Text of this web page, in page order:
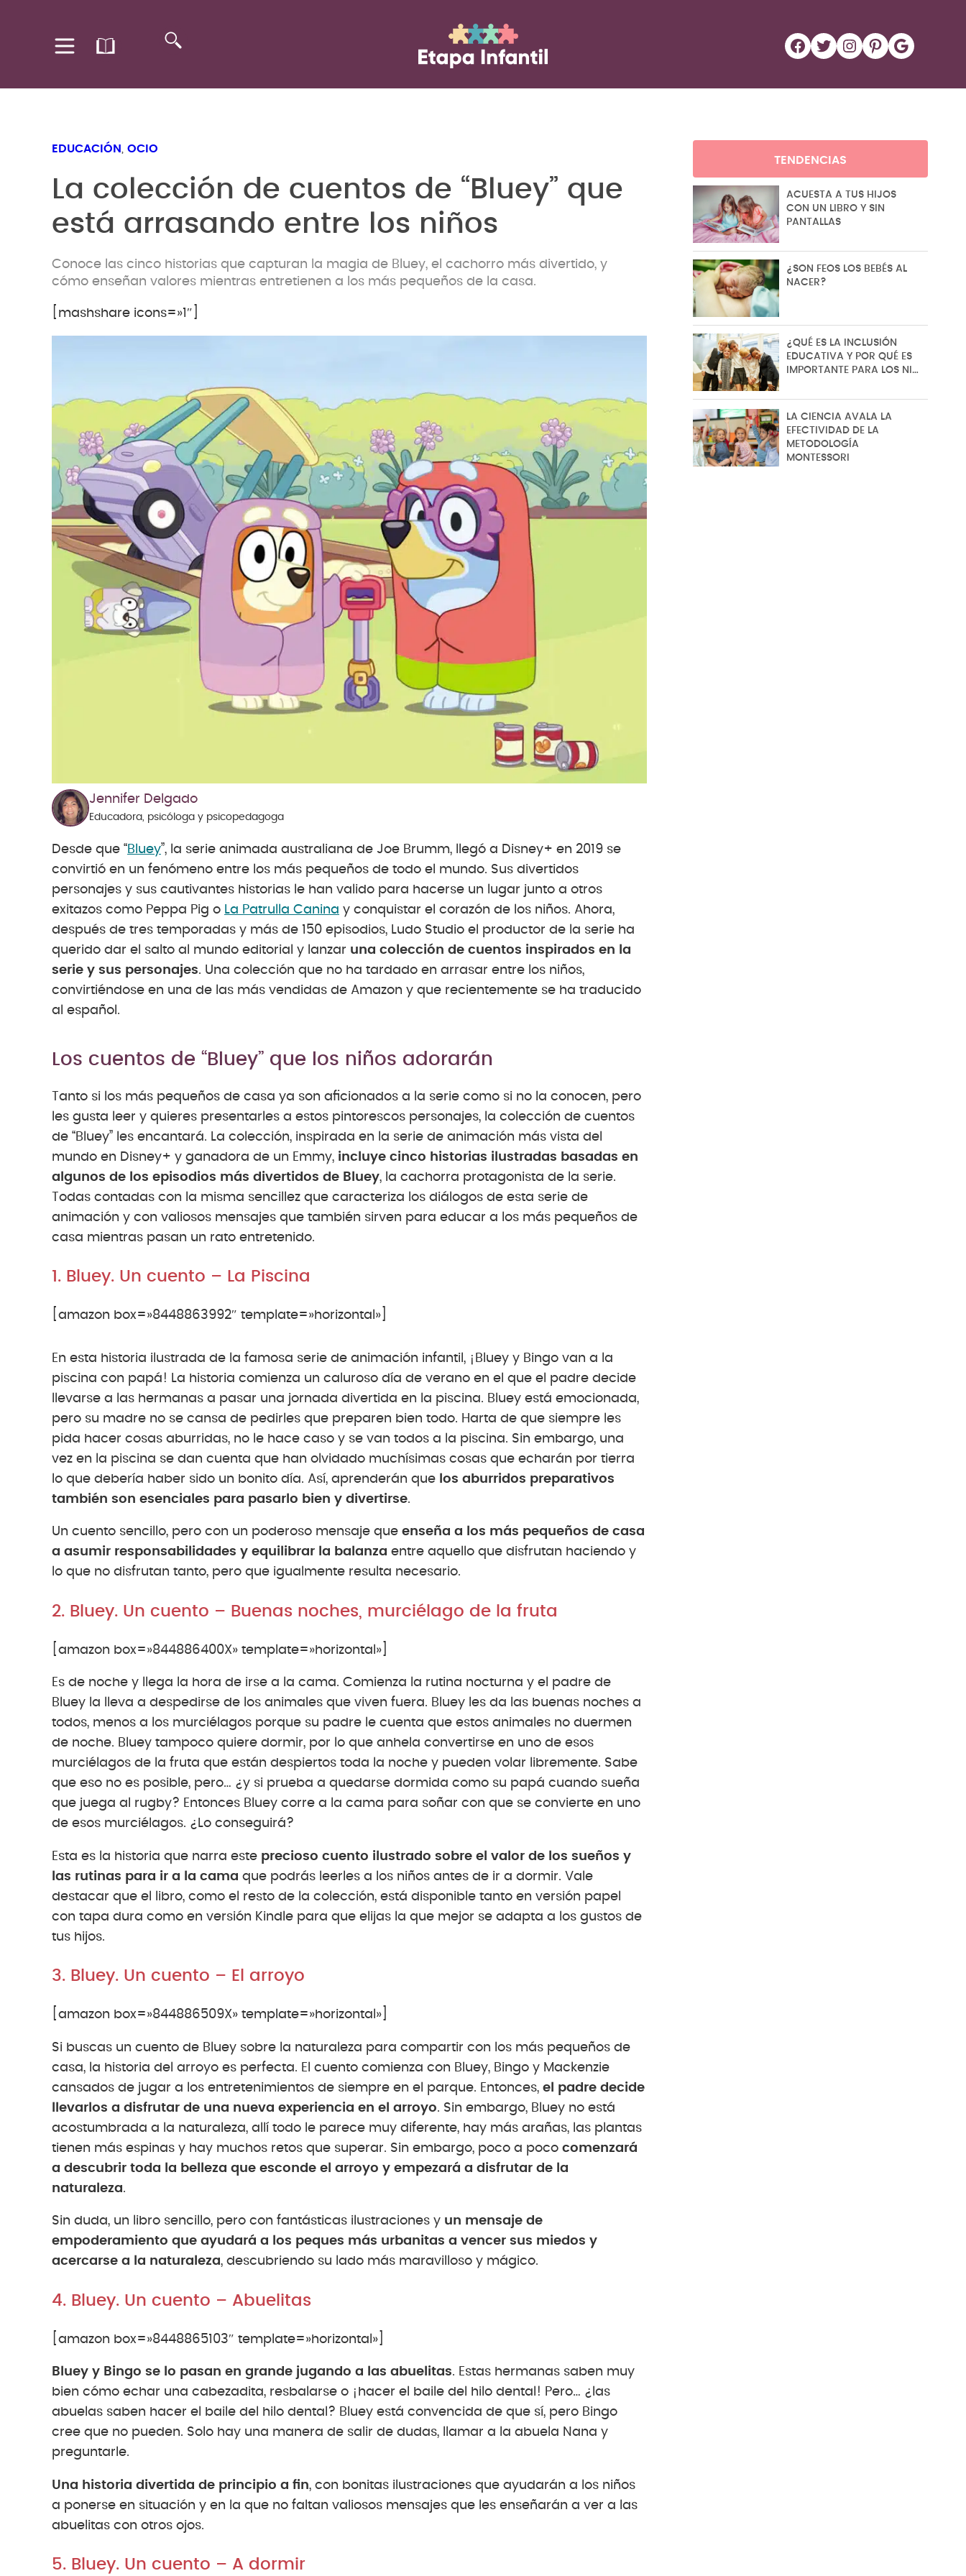
Facebook Twitter Instagram Pinterest Google
EDUCACIÓN OCIO
La colección de cuentos de “Bluey” que
está arrasando entre los niños
Conoce las cinco historias que capturan la magia de Bluey, el cachorro más divertido, y
cómo enseñan valores mientras entretienen a los más pequeños de la casa.
[mashshare icons=»1″]
Jennifer Delgado
Educadora, psicóloga y psicopedagoga
Desde que “Bluey”, la serie animada australiana de Joe Brumm, llegó a Disney+ en 2019 se
convirtió en un fenómeno entre los más pequeños de todo el mundo. Sus divertidos
personajes y sus cautivantes historias le han valido para hacerse un lugar junto a otros
exitazos como Peppa Pig o La Patrulla Canina y conquistar el corazón de los niños. Ahora,
después de tres temporadas y más de 150 episodios, Ludo Studio el productor de la serie ha
querido dar el salto al mundo editorial y lanzar una colección de cuentos inspirados en la
serie y sus personajes. Una colección que no ha tardado en arrasar entre los niños,
convirtiéndose en una de las más vendidas de Amazon y que recientemente se ha traducido
al español.
Los cuentos de “Bluey” que los niños adorarán
Tanto si los más pequeños de casa ya son aficionados a la serie como si no la conocen, pero
les gusta leer y quieres presentarles a estos pintorescos personajes, la colección de cuentos
de “Bluey” les encantará. La colección, inspirada en la serie de animación más vista del
mundo en Disney+ y ganadora de un Emmy, incluye cinco historias ilustradas basadas en
algunos de los episodios más divertidos de Bluey, la cachorra protagonista de la serie.
Todas contadas con la misma sencillez que caracteriza los diálogos de esta serie de
animación y con valiosos mensajes que también sirven para educar a los más pequeños de
casa mientras pasan un rato entretenido.
1. Bluey. Un cuento – La Piscina
[amazon box=»8448863992″ template=»horizontal»]
En esta historia ilustrada de la famosa serie de animación infantil, ¡Bluey y Bingo van a la
piscina con papá! La historia comienza un caluroso día de verano en el que el padre decide
llevarse a las hermanas a pasar una jornada divertida en la piscina. Bluey está emocionada,
pero su madre no se cansa de pedirles que preparen bien todo. Harta de que siempre les
pida hacer cosas aburridas, no le hace caso y se van todos a la piscina. Sin embargo, una
vez en la piscina se dan cuenta que han olvidado muchísimas cosas que echarán por tierra
lo que debería haber sido un bonito día. Así, aprenderán que los aburridos preparativos
también son esenciales para pasarlo bien y divertirse.
Un cuento sencillo, pero con un poderoso mensaje que enseña a los más pequeños de casa
a asumir responsabilidades y equilibrar la balanza entre aquello que disfrutan haciendo y
lo que no disfrutan tanto, pero que igualmente resulta necesario.
2. Bluey. Un cuento – Buenas noches, murciélago de la fruta
[amazon box=»844886400X» template=»horizontal»]
Es de noche y llega la hora de irse a la cama. Comienza la rutina nocturna y el padre de
Bluey la lleva a despedirse de los animales que viven fuera. Bluey les da las buenas noches a
todos, menos a los murciélagos porque su padre le cuenta que estos animales no duermen
de noche. Bluey tampoco quiere dormir, por lo que anhela convertirse en uno de esos
murciélagos de la fruta que están despiertos toda la noche y pueden volar libremente. Sabe
que eso no es posible, pero… ¿y si prueba a quedarse dormida como su papá cuando sueña
que juega al rugby? Entonces Bluey corre a la cama para soñar con que se convierte en uno
de esos murciélagos. ¿Lo conseguirá?
Esta es la historia que narra este precioso cuento ilustrado sobre el valor de los sueños y
las rutinas para ir a la cama que podrás leerles a los niños antes de ir a dormir. Vale
destacar que el libro, como el resto de la colección, está disponible tanto en versión papel
con tapa dura como en versión Kindle para que elijas la que mejor se adapta a los gustos de
tus hijos.
3. Bluey. Un cuento – El arroyo
[amazon box=»844886509X» template=»horizontal»]
Si buscas un cuento de Bluey sobre la naturaleza para compartir con los más pequeños de
casa, la historia del arroyo es perfecta. El cuento comienza con Bluey, Bingo y Mackenzie
cansados de jugar a los entretenimientos de siempre en el parque. Entonces, el padre decide
llevarlos a disfrutar de una nueva experiencia en el arroyo. Sin embargo, Bluey no está
acostumbrada a la naturaleza, allí todo le parece muy diferente, hay más arañas, las plantas
tienen más espinas y hay muchos retos que superar. Sin embargo, poco a poco comenzará
a descubrir toda la belleza que esconde el arroyo y empezará a disfrutar de la
naturaleza.
Sin duda, un libro sencillo, pero con fantásticas ilustraciones y un mensaje de
empoderamiento que ayudará a los peques más urbanitas a vencer sus miedos y
acercarse a la naturaleza, descubriendo su lado más maravilloso y mágico.
4. Bluey. Un cuento – Abuelitas
[amazon box=»8448865103″ template=»horizontal»]
Bluey y Bingo se lo pasan en grande jugando a las abuelitas. Estas hermanas saben muy
bien cómo echar una cabezadita, resbalarse o ¡hacer el baile del hilo dental! Pero… ¿las
abuelas saben hacer el baile del hilo dental? Bluey está convencida de que sí, pero Bingo
cree que no pueden. Solo hay una manera de salir de dudas, llamar a la abuela Nana y
preguntarle.
Una historia divertida de principio a fin, con bonitas ilustraciones que ayudarán a los niños
a ponerse en situación y en la que no faltan valiosos mensajes que les enseñarán a ver a las
abuelitas con otros ojos.
5. Bluey. Un cuento – A dormir
TENDENCIAS
ACUESTA A TUS HIJOS
CON UN LIBRO Y SIN
PANTALLAS
¿SON FEOS LOS BEBÉS AL
NACER?
¿QUÉ ES LA INCLUSIÓN
EDUCATIVA Y POR QUÉ ES
IMPORTANTE PARA LOS NI…
LA CIENCIA AVALA LA
EFECTIVIDAD DE LA
METODOLOGÍA
MONTESSORI